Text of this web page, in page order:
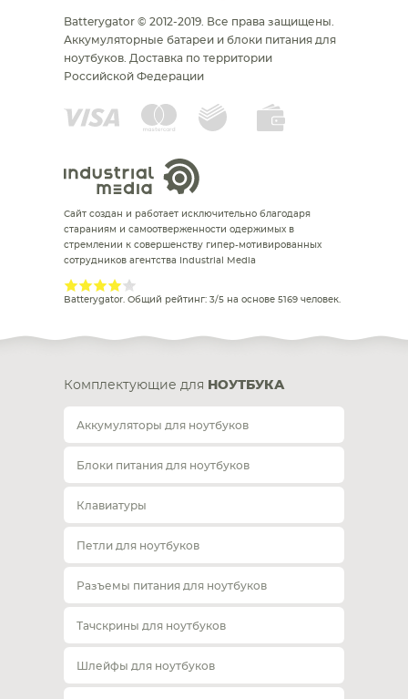
Batterygator © 2012-2019. Все права защищены.
Аккумуляторные батареи и блоки питания для
ноутбуков. Доставка по территории
Российской Федерации
Сайт создан и работает исключительно благодаря
стараниям и самоотверженности одержимых в
стремлении к совершенству гипер-мотивированных
сотрудников агентства Industrial Media
Batterygator. Общий рейтинг: 3/5 на основе 5169 человек.
Комплектующие для НОУТБУКА
Аккумуляторы для ноутбуков
Блоки питания для ноутбуков
Клавиатуры
Петли для ноутбуков
Разъемы питания для ноутбуков
Тачскрины для ноутбуков
Шлейфы для ноутбуков